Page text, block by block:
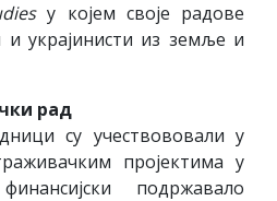
у којем своје радове
и украјинисти из земље и
рад
су учествововали у
пројектима у
подржавало